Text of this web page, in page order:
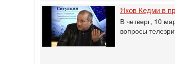
Яков Кедми в
В четверг, 10
вопросы